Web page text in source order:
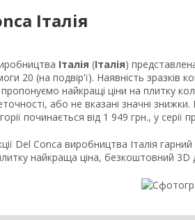
Італія
Італія (Італія)
20 (на подвір'ї). Наявність зразків
найкращі ціни на плитку
або не вказані значні
починається від 1 949 грн., у серії
Del Conca виробництва Італія
найкраща ціна, безкоштовний 3D